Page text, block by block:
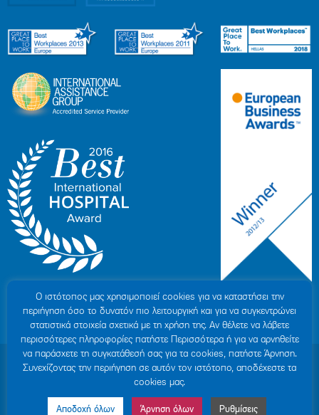
© 2007-2026 ΥΓΕΙΑ Μ.Α.Ε |
ΓΕΜΗ: 000279901000
Όροι Χρήσης
| Πολιτική Προστασίας Προσωπικών Δεδομένων
Δήλωση Απορρήτου
Ο ιστότοπoς μας χρησιμοποιεί cookies για να καταστήσει την
περιήγηση όσο το δυνατόν πιο λειτουργική και για να συγκεντρώνει
στατιστικά στοιχεία σχετικά με τη χρήση της. Αν θέλετε να λάβετε
περισσότερες πληροφορίες πατήστε Περισσότερα ή για να αρνηθείτε
να παράσχετε τη συγκατάθεσή σας για τα cookies, πατήστε Άρνηση.
Συνεχίζοντας την περιήγηση σε αυτόν τον ιστότοπο, αποδέχεστε τα
cookies μας.
Αποδοχή όλων Άρνηση όλων Ρυθμίσεις